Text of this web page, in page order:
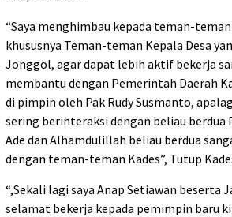
“Saya menghimbau kepada teman-teman
khususnya Teman-teman Kepala Desa
Jonggol, agar dapat lebih aktif bekerja
membantu dengan Pemerintah Daerah
di pimpin oleh Pak Rudy Susmanto,
sering berinteraksi dengan beliau berdua
Ade dan Alhamdulillah beliau berdua
dengan teman-teman Kades”, Tutup
“,Sekali lagi saya Anap Setiawan beserta
selamat bekerja kepada pemimpin baru